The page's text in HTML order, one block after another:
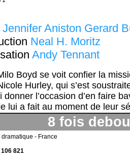
Jennifer Aniston Gerard
Neal H. Moritz
Andy Tennant
Boyd se voit confier la
Hurley, qui s’est
l’occasion d’en faire
lui a fait au moment de leur
8 fois
- France
821